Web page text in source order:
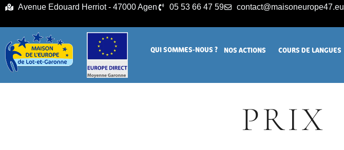
principalAvenue Edouard Herriot - 47000 Agen 05 53 66 47 59 contact@maisoneurope47.eu
QUI SOMMES-NOUS ? NOS ACTIONS COURS DE LANGUES
PRIX